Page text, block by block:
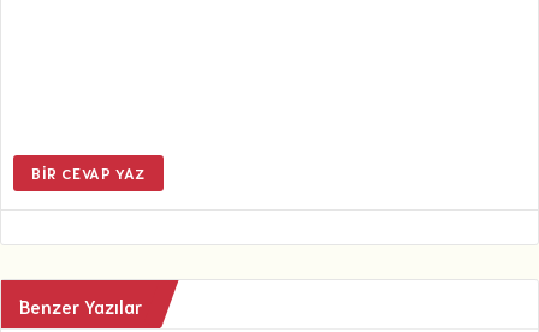
BIR CEVAP YAZ
Benzer Yazılar